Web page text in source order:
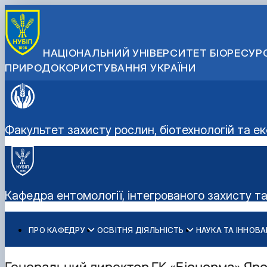
НАЦІОНАЛЬНИЙ УНІВЕРСИТЕТ
ПРИРОДОКОРИСТУВАННЯ УКРАЇНИ
Факультет захисту рослин, біотехнологій та
Кафедра ентомології, інтегрованого захисту
ПРО КАФЕДРУ
Історія кафедри
Співробітники кафедри
ОСВІТНЯ ДІЯЛЬНІСТЬ
ОС "Бакалавр"
ОС «Магістр»
НАУКА ТА
Науково-дослідна робота
Наукові досягнення
Профорієнтаційна робота
Виховна робота